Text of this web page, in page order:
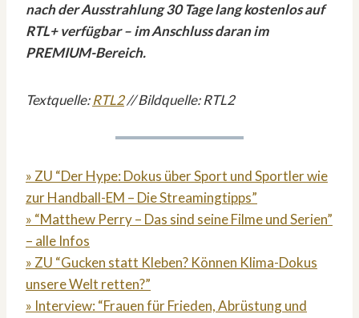
nach der Ausstrahlung 30 Tage lang kostenlos auf
RTL+ verfügbar – im Anschluss daran im
PREMIUM-Bereich.
Textquelle:RTL2// Bildquelle: RTL2
» ZU “Der Hype: Dokus über Sport und Sportler wie
zur Handball-EM – Die Streamingtipps”
» “Matthew Perry – Das sind seine Filme und Serien”
– alle Infos
» ZU “Gucken statt Kleben? Können Klima-Dokus
unsere Welt retten?”
» Interview: “Frauen für Frieden, Abrüstung und